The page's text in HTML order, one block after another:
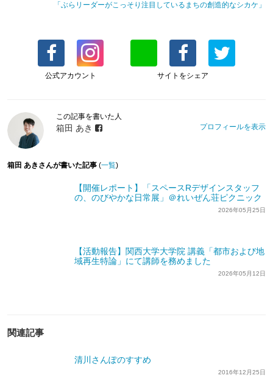
「ぶらリーダーがこっそり注目しているまちの創造的なシカケ」
公式アカウント サイトをシェア
この記事を書いた人
箱田 あき プロフィールを表示
箱田 あきさんが書いた記事 (一覧)
【開催レポート】「スペースRデザインスタッフ
の、のびやかな日常展」＠れいぜん荘ピクニック
2026年05月25日
【活動報告】関西大学大学院 講義「都市および地
域再生特論」にて講師を務めました
2026年05月12日
関連記事
清川さんぽのすすめ
2016年12月25日